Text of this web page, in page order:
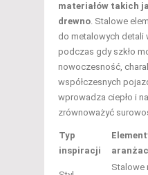
materiałów takich
drewno. Stalowe
do metalowych detali
podczas gdy szkło
nowoczesność,
współczesnych
wprowadza ciepło i
zrównoważyć
Typ
inspiracji
Stalowe